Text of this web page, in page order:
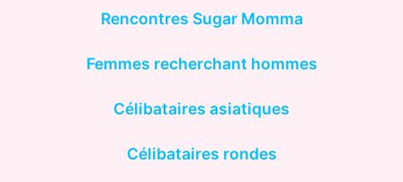
Rencontres Sugar Momma
Femmes recherchant hommes
Célibataires asiatiques
Célibataires rondes